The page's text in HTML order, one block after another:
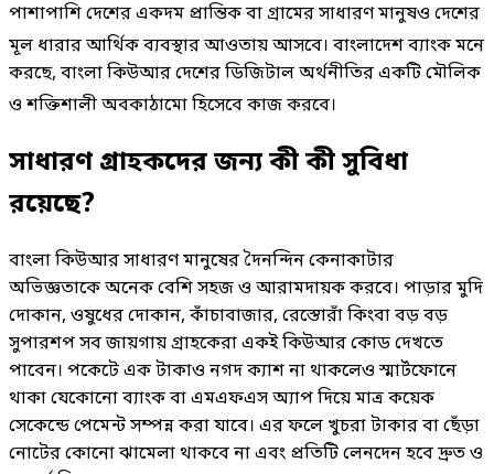
পাশাপাশি দেশের একদম প্রান্তিক বা গ্রামের সাধারণ মানুষও দেশের
মূল ধারার আর্থিক ব্যবস্থার আওতায় আসবে। বাংলাদেশ ব্যাংক মনে
করছে, বাংলা কিউআর দেশের ডিজিটাল অর্থনীতির একটি মৌলিক
ও শক্তিশালী অবকাঠামো হিসেবে কাজ করবে।
সাধারণ গ্রাহকদের জন্য কী কী সুবিধা
রয়েছে?
বাংলা কিউআর সাধারণ মানুষের দৈনন্দিন কেনাকাটার
অভিজ্ঞতাকে অনেক বেশি সহজ ও আরামদায়ক করবে। পাড়ার মুদি
দোকান, ওষুধের দোকান, কাঁচাবাজার, রেস্তোরাঁ কিংবা বড় বড়
সুপারশপ সব জায়গায় গ্রাহকেরা একই কিউআর কোড দেখতে
পাবেন। পকেটে এক টাকাও নগদ ক্যাশ না থাকলেও স্মার্টফোনে
থাকা যেকোনো ব্যাংক বা এমএফএস অ্যাপ দিয়ে মাত্র কয়েক
সেকেন্ডে পেমেন্ট সম্পন্ন করা যাবে। এর ফলে খুচরা টাকার বা ছেঁড়া
নোটের কোনো ঝামেলা থাকবে না এবং প্রতিটি লেনদেন হবে দ্রুত ও